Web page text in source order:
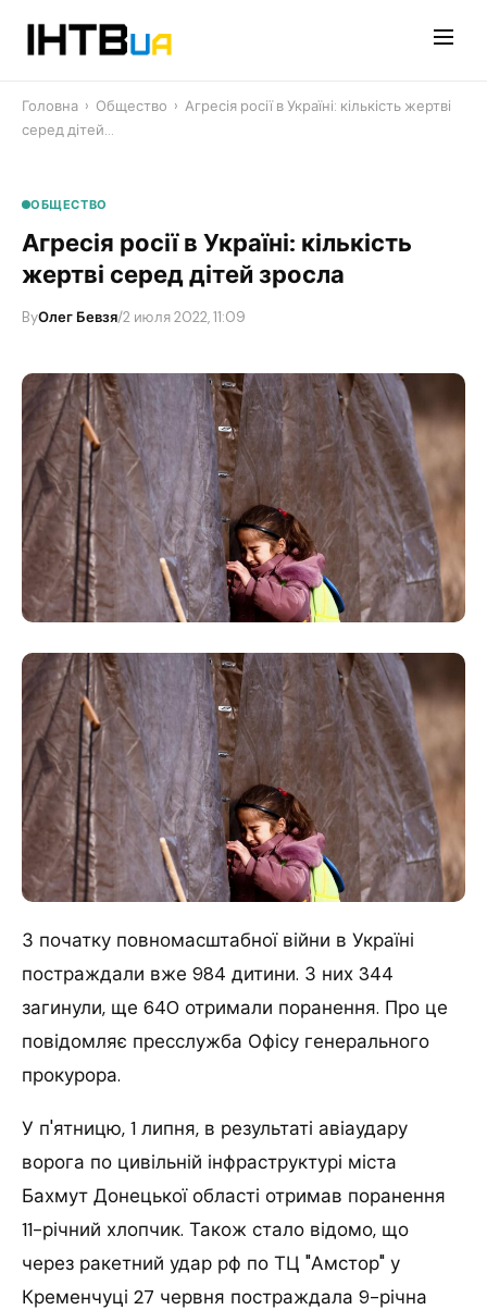
Головна › Общество › Агресія росії в Україні: кількість жертві
серед дітей…
ОБЩЕСТВО
Агресія росії в Україні: кількість
жертві серед дітей зросла
ByОлег Бевзя/2 июля 2022, 11:09
З початку повномасштабної війни в Україні
постраждали вже 984 дитини. З них 344
загинули, ще 640 отримали поранення. Про це
повідомляє пресслужба Офісу генерального
прокурора.
У п'ятницю, 1 липня, в результаті авіаудару
ворога по цивільній інфраструктурі міста
Бахмут Донецької області отримав поранення
11-річний хлопчик. Також стало відомо, що
через ракетний удар рф по ТЦ "Амстор" у
Кременчуці 27 червня постраждала 9-річна